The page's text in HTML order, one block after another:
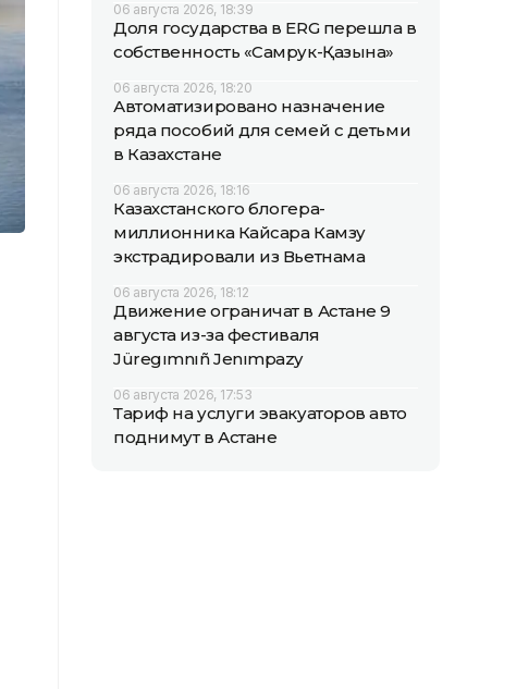
06 августа 2026, 18:39
Доля государства в ERG перешла в
собственность «Самрук-Қазына»
06 августа 2026, 18:20
Автоматизировано назначение
ряда пособий для семей с детьми
в Казахстане
06 августа 2026, 18:16
Казахстанского блогера-
миллионника Кайсара Камзу
экстрадировали из Вьетнама
06 августа 2026, 18:12
Движение ограничат в Астане 9
августа из-за фестиваля
Jüregımnıñ Jenımpazy
06 августа 2026, 17:53
Тариф на услуги эвакуаторов авто
поднимут в Астане